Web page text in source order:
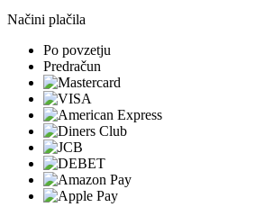
Načini plačila
Po povzetju
Predračun